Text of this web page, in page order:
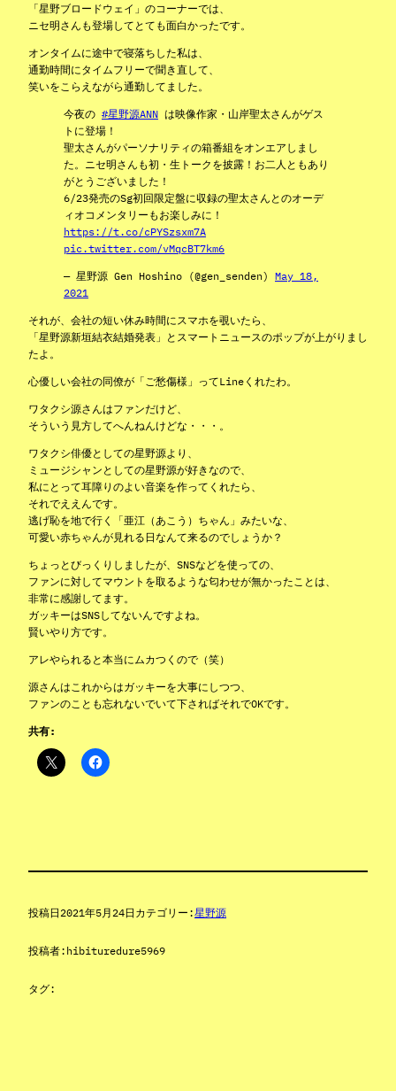
「星野ブロードウェイ」のコーナーでは、
ニセ明さんも登場してとても面白かったです。
オンタイムに途中で寝落ちした私は、
通勤時間にタイムフリーで聞き直して、
笑いをこらえながら通勤してました。
今夜の #星野源ANN は映像作家・山岸聖太さんがゲス
トに登場！
聖太さんがパーソナリティの箱番組をオンエアしまし
た。ニセ明さんも初・生トークを披露！お二人ともあり
がとうございました！
6/23発売のSg初回限定盤に収録の聖太さんとのオーデ
ィオコメンタリーもお楽しみに！
https://t.co/cPYSzsxm7A
pic.twitter.com/vMqcBT7km6
— 星野源 Gen Hoshino (@gen_senden) May 18,
2021
それが、会社の短い休み時間にスマホを覗いたら、
「星野源新垣結衣結婚発表」とスマートニュースのポップが上がりまし
たよ。
心優しい会社の同僚が「ご愁傷様」ってLineくれたわ。
ワタクシ源さんはファンだけど、
そういう見方してへんねんけどな・・・。
ワタクシ俳優としての星野源より、
ミュージシャンとしての星野源が好きなので、
私にとって耳障りのよい音楽を作ってくれたら、
それでええんです。
逃げ恥を地で行く「亜江（あこう）ちゃん」みたいな、
可愛い赤ちゃんが見れる日なんて来るのでしょうか？
ちょっとびっくりしましたが、SNSなどを使っての、
ファンに対してマウントを取るような匂わせが無かったことは、
非常に感謝してます。
ガッキーはSNSしてないんですよね。
賢いやり方です。
アレやられると本当にムカつくので（笑）
源さんはこれからはガッキーを大事にしつつ、
ファンのことも忘れないでいて下さればそれでOKです。
共有:
投稿日2021年5月24日 カテゴリー:星野源
投稿者: hibituredure5969
タグ: